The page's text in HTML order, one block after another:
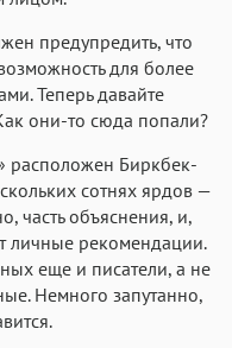
предупредить, что
для более
Теперь давайте
они-то сюда попали?
расположен Биркбек-
сотнях ярдов —
часть объяснения, и,
личные рекомендации.
еще и писатели, а не
Немного запутанно,